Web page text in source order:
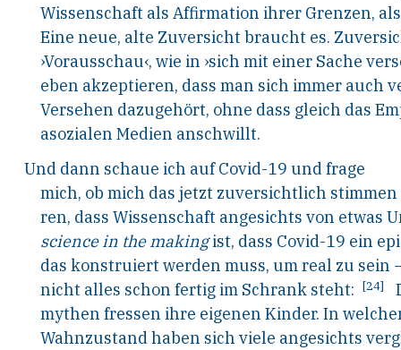
Wissenschaft als Affirmation ihrer Grenzen,
Eine neue, alte Zuversicht braucht es.
›Vorausschau‹, wie in ›sich mit einer Sache
eben akzeptieren, dass man sich immer auch
Versehen dazugehört, ohne dass gleich das
asozialen Medien anschwillt.
Und dann schaue ich auf Covid-19 und frage
mich, ob mich das jetzt zuversichtlich
ren, dass Wissenschaft angesichts von etwas
science in the makingist, dass Covid-19 ein
das konstruiert werden muss, um real zu sein
nicht alles schon fertig im Schrank steht: [24]
mythen fressen ihre eigenen Kinder. In
Wahnzustand haben sich viele angesichts